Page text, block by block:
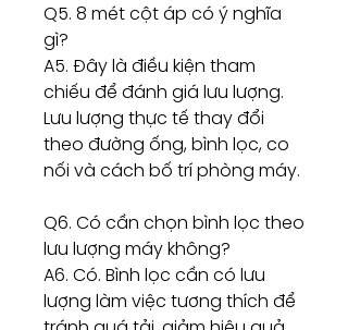
Q5. 8 mét cột áp có ý nghĩa
gì?
A5. Đây là điều kiện tham
chiếu để đánh giá lưu lượng.
Lưu lượng thực tế thay đổi
theo đường ống, bình lọc, co
nối và cách bố trí phòng máy.
Q6. Có cần chọn bình lọc theo
lưu lượng máy không?
A6. Có. Bình lọc cần có lưu
lượng làm việc tương thích để